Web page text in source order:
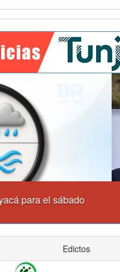
Tunja y Gobernación de
para el mantenimiento
Edictos